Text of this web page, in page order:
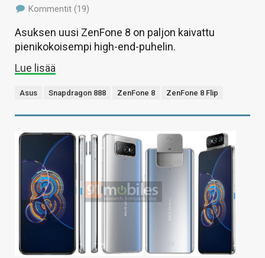
Kommentit (19)
Asuksen uusi ZenFone 8 on paljon kaivattu
pienikokoisempi high-end-puhelin.
Lue lisää
Asus Snapdragon 888 ZenFone 8 ZenFone 8 Flip